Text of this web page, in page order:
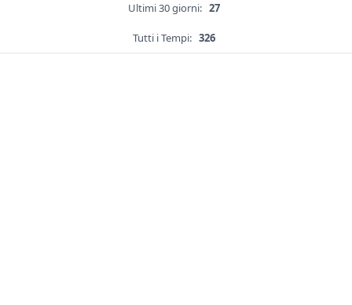
Ultimi 30 giorni: 27
Tutti i Tempi: 326